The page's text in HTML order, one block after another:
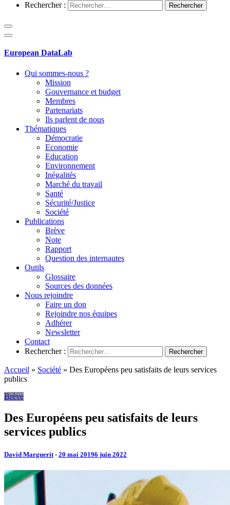
Rechercher :
European DataLab
Qui sommes-nous ?
Mission
Gouvernance et budget
Membres
Partenariats
Ils parlent de nous
Thématiques
Démocratie
Economie
Education
Environnement
Inégalités
Marché du travail
Santé
Sécurité/Justice
Société
Publications
Brève
Note
Rapport
Question des internautes
Outils
Glossaire
Sources des données
Nous rejoindre
Faire un don
Rejoindre nos équipes
Adhérer
Newsletter
Contact
Rechercher :
Accueil » Société » Des Européens peu satisfaits de leurs services
publics
Brève
Des Européens peu satisfaits de leurs
services publics
David Marguerit - 20 mai 20196 juin 2022